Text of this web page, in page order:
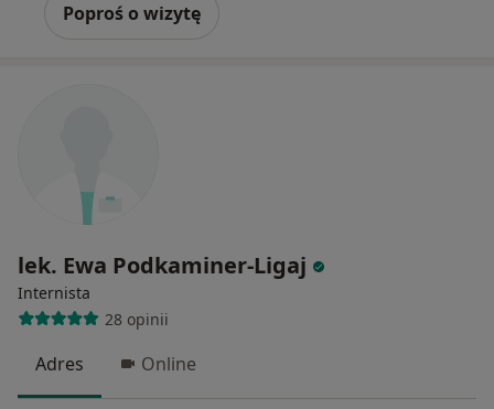
Poproś o wizytę
lek. Ewa Podkaminer-Ligaj
Internista
28 opinii
Adres Online